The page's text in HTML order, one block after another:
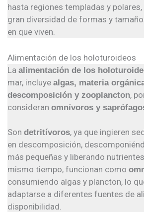
hasta regiones templadas y
gran diversidad de formas y
en que viven.
Alimentación de los holoturoideos
La alimentación de los
mar, incluye algas, materia
descomposición y zooplancton,
consideran omnívoros y
Son detritívoros, ya que ingieren
en descomposición,
más pequeñas y liberando
mismo tiempo, funcionan como
consumiendo algas y plancton, lo
adaptarse a diferentes fuentes de
disponibilidad.